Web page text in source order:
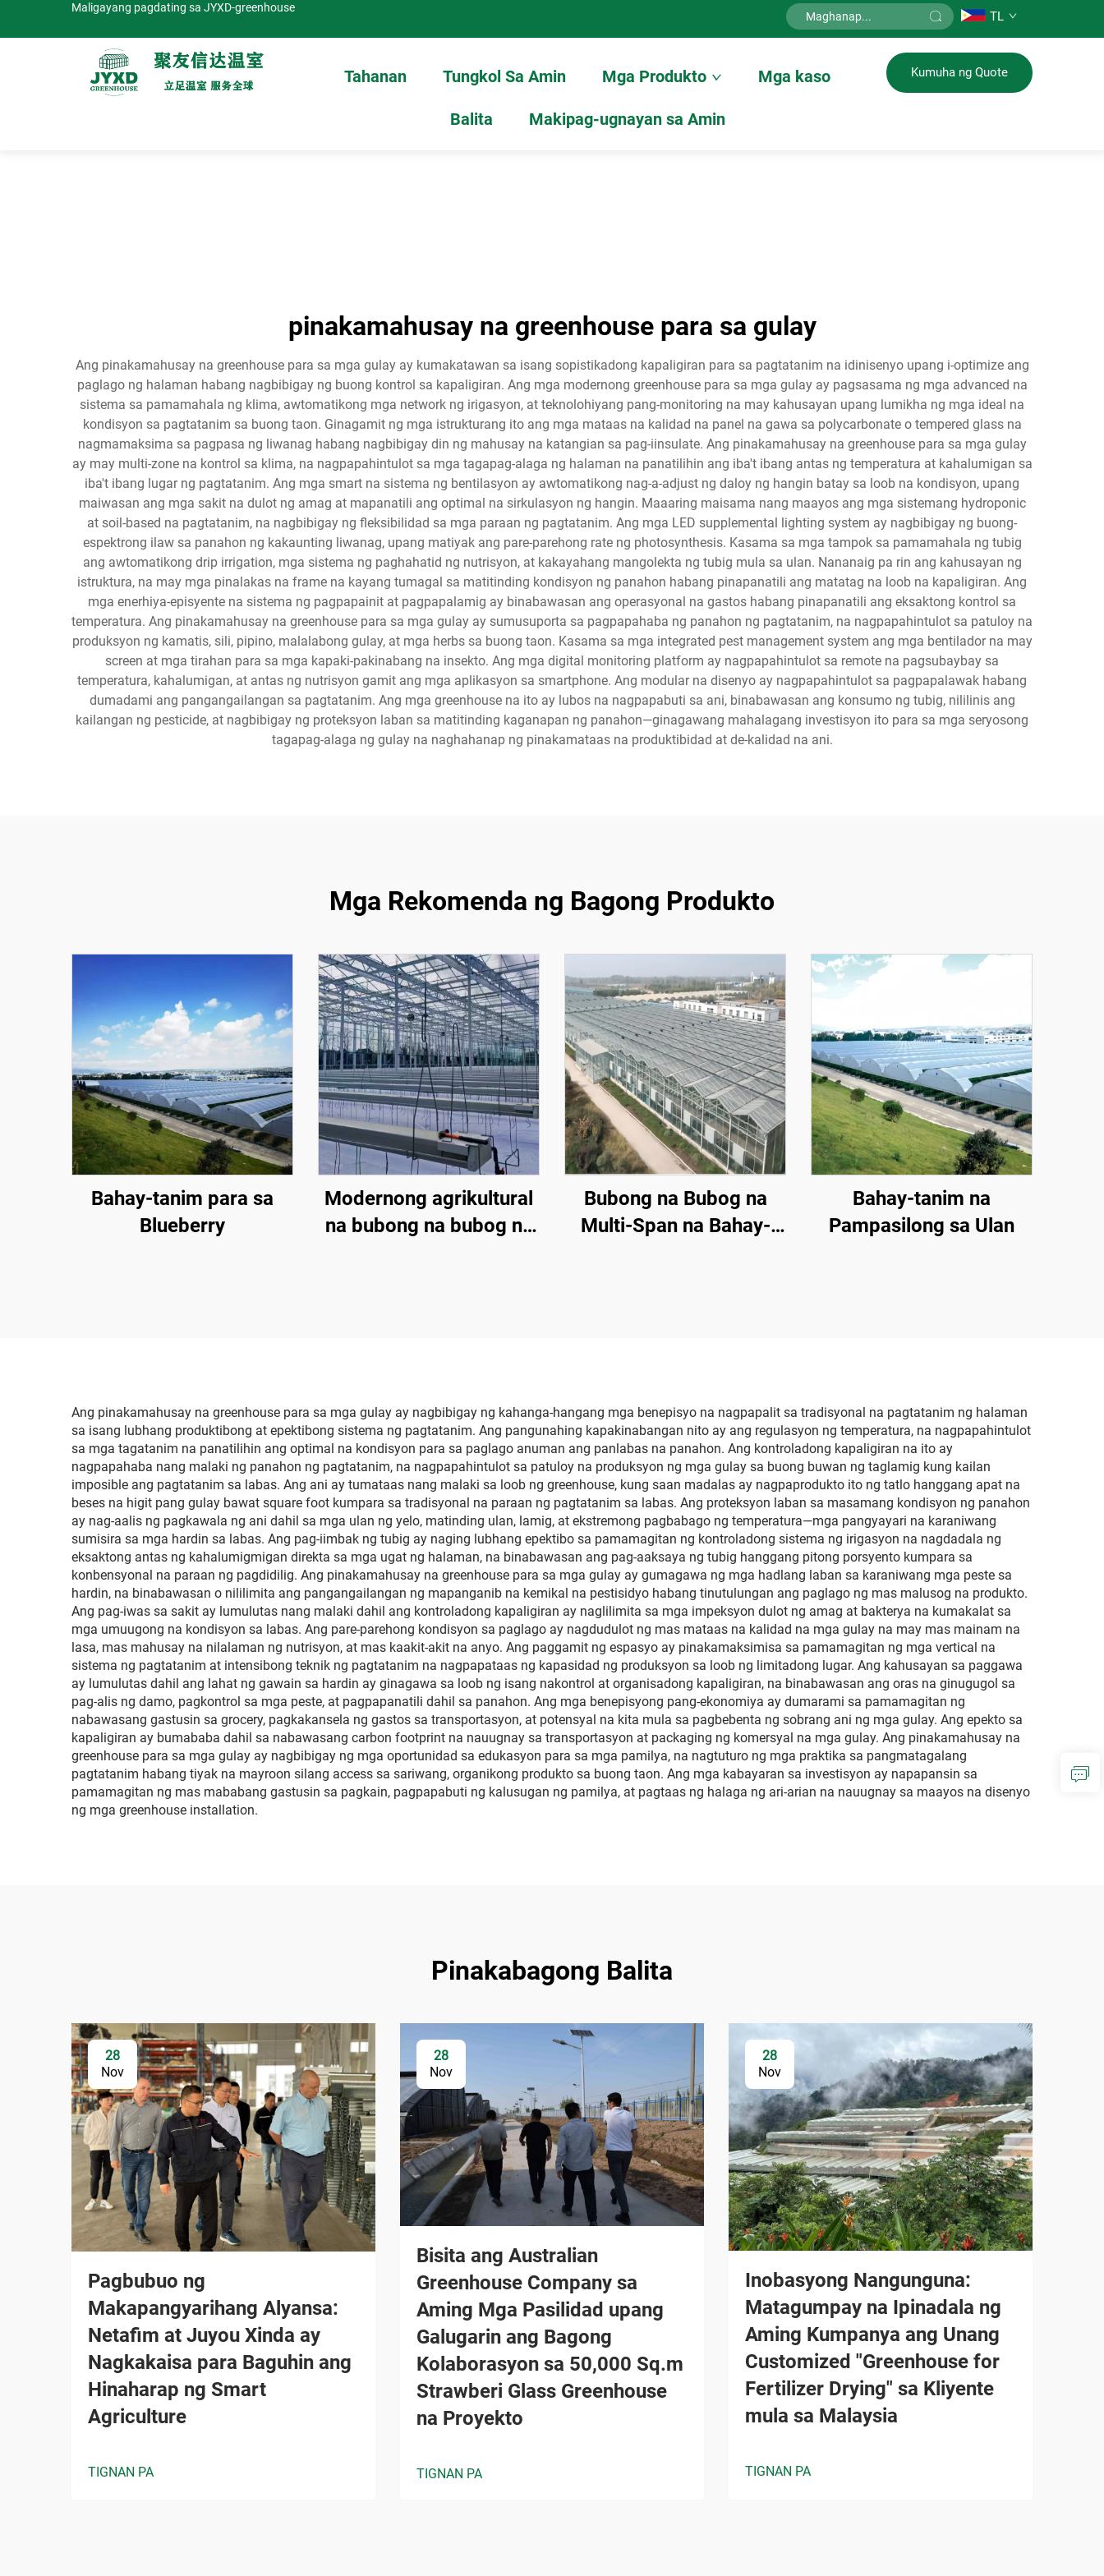
Maligayang pagdating sa JYXD-greenhouse
TL
Tahanan Tungkol Sa Amin Mga Produkto Mga kaso
Balita Makipag-ugnayan sa Amin
Kumuha ng Quote
pinakamahusay na greenhouse para sa gulay
Ang pinakamahusay na greenhouse para sa mga gulay ay kumakatawan sa isang sopistikadong kapaligiran para sa pagtatanim na idinisenyo upang i-optimize ang
paglago ng halaman habang nagbibigay ng buong kontrol sa kapaligiran. Ang mga modernong greenhouse para sa mga gulay ay pagsasama ng mga advanced na
sistema sa pamamahala ng klima, awtomatikong mga network ng irigasyon, at teknolohiyang pang-monitoring na may kahusayan upang lumikha ng mga ideal na
kondisyon sa pagtatanim sa buong taon. Ginagamit ng mga istrukturang ito ang mga mataas na kalidad na panel na gawa sa polycarbonate o tempered glass na
nagmamaksima sa pagpasa ng liwanag habang nagbibigay din ng mahusay na katangian sa pag-iinsulate. Ang pinakamahusay na greenhouse para sa mga gulay
ay may multi-zone na kontrol sa klima, na nagpapahintulot sa mga tagapag-alaga ng halaman na panatilihin ang iba't ibang antas ng temperatura at kahalumigan sa
iba't ibang lugar ng pagtatanim. Ang mga smart na sistema ng bentilasyon ay awtomatikong nag-a-adjust ng daloy ng hangin batay sa loob na kondisyon, upang
maiwasan ang mga sakit na dulot ng amag at mapanatili ang optimal na sirkulasyon ng hangin. Maaaring maisama nang maayos ang mga sistemang hydroponic
at soil-based na pagtatanim, na nagbibigay ng fleksibilidad sa mga paraan ng pagtatanim. Ang mga LED supplemental lighting system ay nagbibigay ng buong-
espektrong ilaw sa panahon ng kakaunting liwanag, upang matiyak ang pare-parehong rate ng photosynthesis. Kasama sa mga tampok sa pamamahala ng tubig
ang awtomatikong drip irrigation, mga sistema ng paghahatid ng nutrisyon, at kakayahang mangolekta ng tubig mula sa ulan. Nananaig pa rin ang kahusayan ng
istruktura, na may mga pinalakas na frame na kayang tumagal sa matitinding kondisyon ng panahon habang pinapanatili ang matatag na loob na kapaligiran. Ang
mga enerhiya-episyente na sistema ng pagpapainit at pagpapalamig ay binabawasan ang operasyonal na gastos habang pinapanatili ang eksaktong kontrol sa
temperatura. Ang pinakamahusay na greenhouse para sa mga gulay ay sumusuporta sa pagpapahaba ng panahon ng pagtatanim, na nagpapahintulot sa patuloy na
produksyon ng kamatis, sili, pipino, malalabong gulay, at mga herbs sa buong taon. Kasama sa mga integrated pest management system ang mga bentilador na may
screen at mga tirahan para sa mga kapaki-pakinabang na insekto. Ang mga digital monitoring platform ay nagpapahintulot sa remote na pagsubaybay sa
temperatura, kahalumigan, at antas ng nutrisyon gamit ang mga aplikasyon sa smartphone. Ang modular na disenyo ay nagpapahintulot sa pagpapalawak habang
dumadami ang pangangailangan sa pagtatanim. Ang mga greenhouse na ito ay lubos na nagpapabuti sa ani, binabawasan ang konsumo ng tubig, nililinis ang
kailangan ng pesticide, at nagbibigay ng proteksyon laban sa matitinding kaganapan ng panahon—ginagawang mahalagang investisyon ito para sa mga seryosong
tagapag-alaga ng gulay na naghahanap ng pinakamataas na produktibidad at de-kalidad na ani.
Mga Rekomenda ng Bagong Produkto
Bahay-tanim para sa
Blueberry
Modernong agrikultural
na bubong na bubog na
irigasyon
Bubong na Bubog na
Multi-Span na Bahay-
Bahay-tanim na
Pampasilong sa Ulan
Ang pinakamahusay na greenhouse para sa mga gulay ay nagbibigay ng kahanga-hangang mga benepisyo na nagpapalit sa tradisyonal na pagtatanim ng halaman
sa isang lubhang produktibong at epektibong sistema ng pagtatanim. Ang pangunahing kapakinabangan nito ay ang regulasyon ng temperatura, na nagpapahintulot
sa mga tagatanim na panatilihin ang optimal na kondisyon para sa paglago anuman ang panlabas na panahon. Ang kontroladong kapaligiran na ito ay
nagpapahaba nang malaki ng panahon ng pagtatanim, na nagpapahintulot sa patuloy na produksyon ng mga gulay sa buong buwan ng taglamig kung kailan
imposible ang pagtatanim sa labas. Ang ani ay tumataas nang malaki sa loob ng greenhouse, kung saan madalas ay nagpaprodukto ito ng tatlo hanggang apat na
beses na higit pang gulay bawat square foot kumpara sa tradisyonal na paraan ng pagtatanim sa labas. Ang proteksyon laban sa masamang kondisyon ng panahon
ay nag-aalis ng pagkawala ng ani dahil sa mga ulan ng yelo, matinding ulan, lamig, at ekstremong pagbabago ng temperatura—mga pangyayari na karaniwang
sumisira sa mga hardin sa labas. Ang pag-iimbak ng tubig ay naging lubhang epektibo sa pamamagitan ng kontroladong sistema ng irigasyon na nagdadala ng
eksaktong antas ng kahalumigmigan direkta sa mga ugat ng halaman, na binabawasan ang pag-aaksaya ng tubig hanggang pitong porsyento kumpara sa
konbensyonal na paraan ng pagdidilig. Ang pinakamahusay na greenhouse para sa mga gulay ay gumagawa ng mga hadlang laban sa karaniwang mga peste sa
hardin, na binabawasan o nililimita ang pangangailangan ng mapanganib na kemikal na pestisidyo habang tinutulungan ang paglago ng mas malusog na produkto.
Ang pag-iwas sa sakit ay lumulutas nang malaki dahil ang kontroladong kapaligiran ay naglilimita sa mga impeksyon dulot ng amag at bakterya na kumakalat sa
mga umuugong na kondisyon sa labas. Ang pare-parehong kondisyon sa paglago ay nagdudulot ng mas mataas na kalidad na mga gulay na may mas mainam na
lasa, mas mahusay na nilalaman ng nutrisyon, at mas kaakit-akit na anyo. Ang paggamit ng espasyo ay pinakamaksimisa sa pamamagitan ng mga vertical na
sistema ng pagtatanim at intensibong teknik ng pagtatanim na nagpapataas ng kapasidad ng produksyon sa loob ng limitadong lugar. Ang kahusayan sa paggawa
ay lumulutas dahil ang lahat ng gawain sa hardin ay ginagawa sa loob ng isang nakontrol at organisadong kapaligiran, na binabawasan ang oras na ginugugol sa
pag-alis ng damo, pagkontrol sa mga peste, at pagpapanatili dahil sa panahon. Ang mga benepisyong pang-ekonomiya ay dumarami sa pamamagitan ng
nabawasang gastusin sa grocery, pagkakansela ng gastos sa transportasyon, at potensyal na kita mula sa pagbebenta ng sobrang ani ng mga gulay. Ang epekto sa
kapaligiran ay bumababa dahil sa nabawasang carbon footprint na nauugnay sa transportasyon at packaging ng komersyal na mga gulay. Ang pinakamahusay na
greenhouse para sa mga gulay ay nagbibigay ng mga oportunidad sa edukasyon para sa mga pamilya, na nagtuturo ng mga praktika sa pangmatagalang
pagtatanim habang tiyak na mayroon silang access sa sariwang, organikong produkto sa buong taon. Ang mga kabayaran sa investisyon ay napapansin sa
pamamagitan ng mas mababang gastusin sa pagkain, pagpapabuti ng kalusugan ng pamilya, at pagtaas ng halaga ng ari-arian na nauugnay sa maayos na disenyo
ng mga greenhouse installation.
Pinakabagong Balita
28
Nov
Pagbubuo ng
Makapangyarihang Alyansa:
Netafim at Juyou Xinda ay
Nagkakaisa para Baguhin ang
Hinaharap ng Smart
Agriculture
TIGNAN PA
28
Nov
Bisita ang Australian
Greenhouse Company sa
Aming Mga Pasilidad upang
Galugarin ang Bagong
Kolaborasyon sa 50,000 Sq.m
Strawberi Glass Greenhouse
na Proyekto
TIGNAN PA
28
Nov
Inobasyong Nangunguna:
Matagumpay na Ipinadala ng
Aming Kumpanya ang Unang
Customized "Greenhouse for
Fertilizer Drying" sa Kliyente
mula sa Malaysia
TIGNAN PA